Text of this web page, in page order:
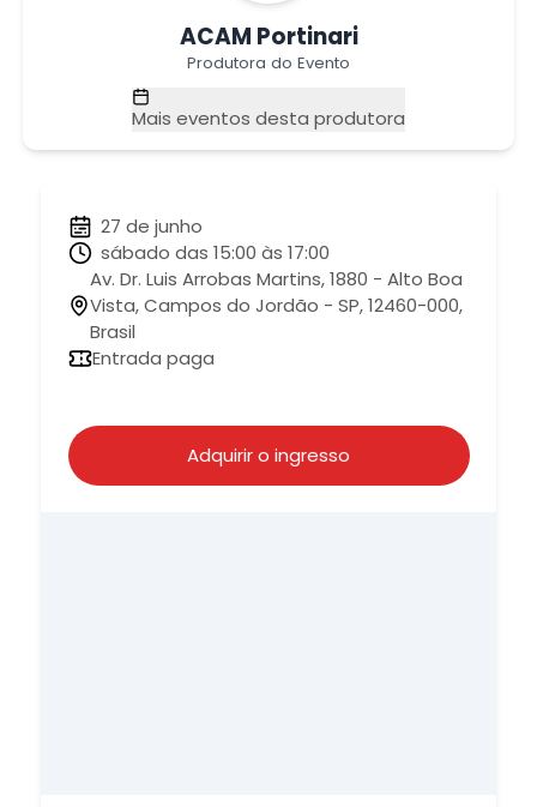
ACAM Portinari
Produtora do Evento
Mais eventos desta produtora
27 de junho
sábado das 15:00 às 17:00
Av. Dr. Luis Arrobas Martins, 1880 - Alto Boa
Vista, Campos do Jordão - SP, 12460-000,
Brasil
Entrada paga
Adquirir o ingresso